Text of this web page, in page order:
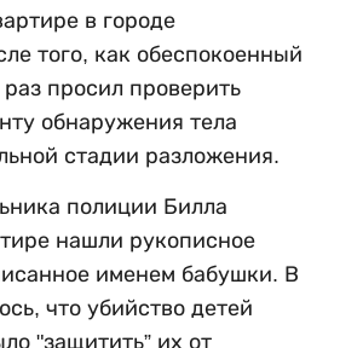
в городе
того, как обеспокоенный
просил проверить
обнаружения тела
стадии разложения.
полиции Билла
нашли рукописное
именем бабушки. В
что убийство детей
"защитить” их от